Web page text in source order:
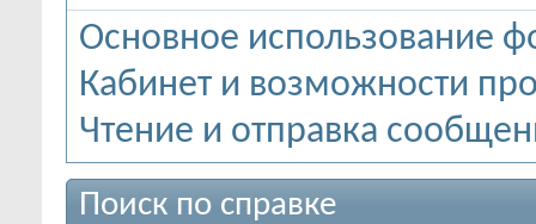
Основное использование
Кабинет и возможности
Чтение и отправка
Поиск по справке